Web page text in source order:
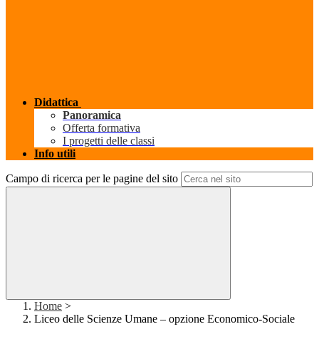
Didattica
Panoramica
Offerta formativa
I progetti delle classi
Info utili
Campo di ricerca per le pagine del sito
Home >
Liceo delle Scienze Umane – opzione Economico-Sociale